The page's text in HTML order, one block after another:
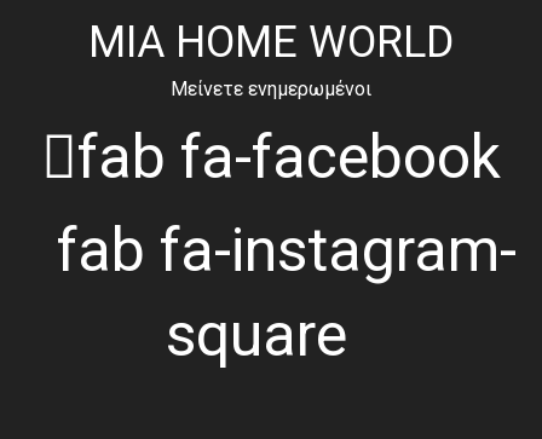
MIA HOME WORLD
Μείνετε ενημερωμένοι
fab fa-facebook
fab fa-instagram-
square